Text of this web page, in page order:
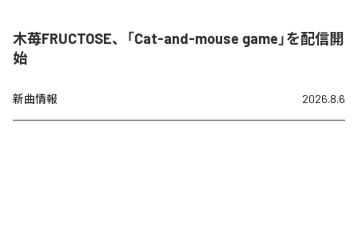
木苺FRUCTOSE、「Cat-and-mouse game」を配信開
始
新曲情報 2026.8.6